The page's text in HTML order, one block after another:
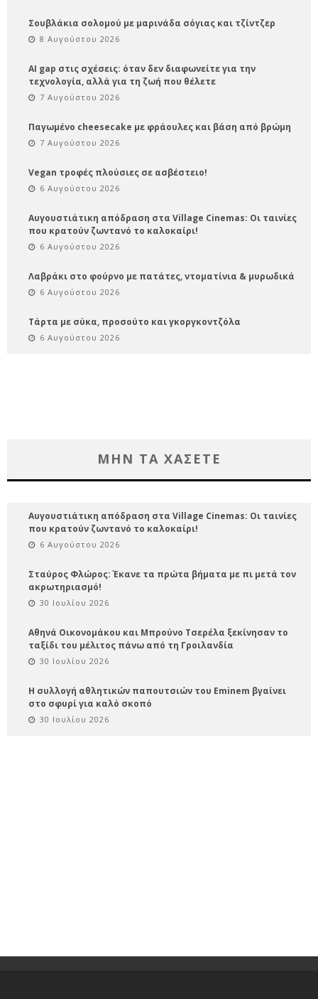
Σουβλάκια σολομού με μαρινάδα σόγιας και τζίντζερ
8 Αυγούστου 2026
AI gap στις σχέσεις: όταν δεν διαφωνείτε για την
τεχνολογία, αλλά για τη ζωή που θέλετε
7 Αυγούστου 2026
Παγωμένο cheesecake με φράουλες και βάση από βρώμη
7 Αυγούστου 2026
Vegan τροφές πλούσιες σε ασβέστειο!
6 Αυγούστου 2026
Αυγουστιάτικη απόδραση στα Village Cinemas: Οι ταινίες
που κρατούν ζωντανό το καλοκαίρι!
6 Αυγούστου 2026
Λαβράκι στο φούρνο με πατάτες, ντοματίνια & μυρωδικά
6 Αυγούστου 2026
Τάρτα με σύκα, προσούτο και γκοργκοντζόλα
6 Αυγούστου 2026
ΜΗΝ ΤΑ ΧΑΣΕΤΕ
Αυγουστιάτικη απόδραση στα Village Cinemas: Οι ταινίες
που κρατούν ζωντανό το καλοκαίρι!
6 Αυγούστου 2026
Σταύρος Φλώρος: Έκανε τα πρώτα βήματα με πι μετά τον
ακρωτηριασμό!
30 Ιουλίου 2026
Αθηνά Οικονομάκου και Μπρούνο Τσερέλα ξεκίνησαν το
ταξίδι του μέλιτος πάνω από τη Γροιλανδία
30 Ιουλίου 2026
Η συλλογή αθλητικών παπουτσιών του Eminem βγαίνει
στο σφυρί για καλό σκοπό
30 Ιουλίου 2026